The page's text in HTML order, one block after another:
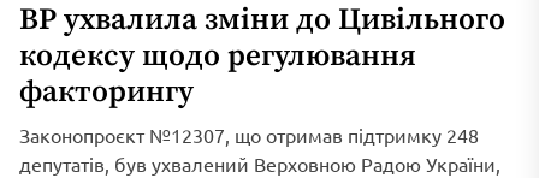
ВР ухвалила зміни до Цивільного
кодексу щодо регулювання
факторингу
Законопроєкт №12307, що отримав підтримку 248
депутатів, був ухвалений Верховною Радою України,